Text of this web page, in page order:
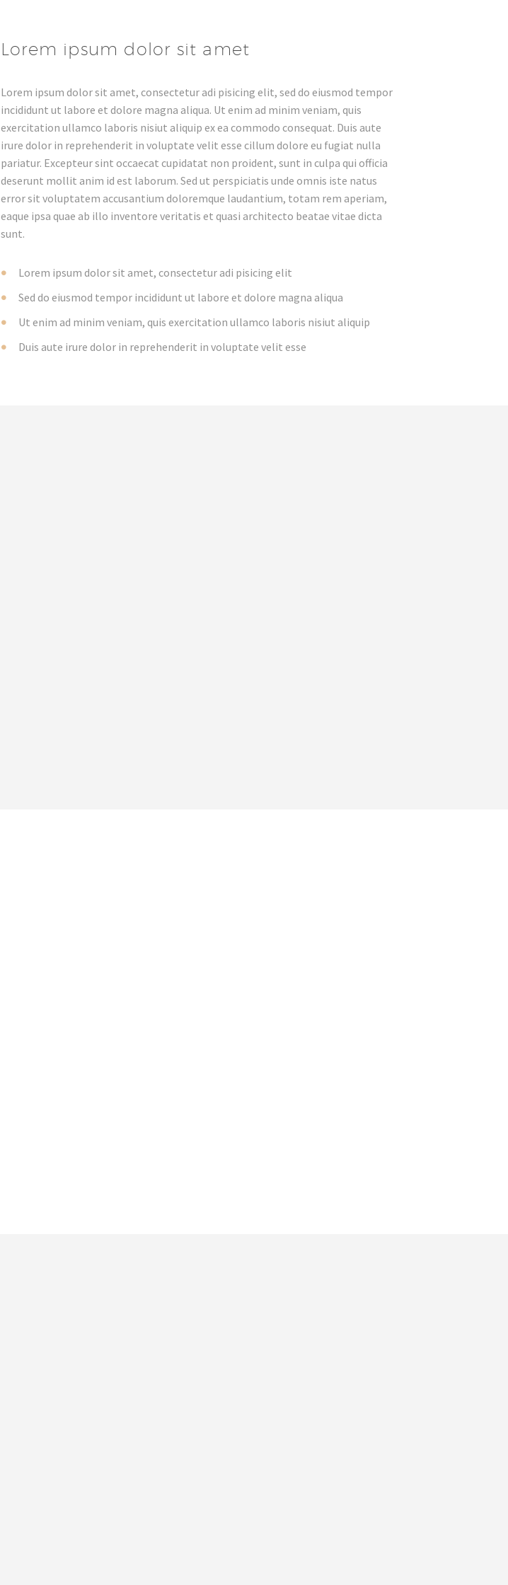
Lorem ipsum dolor sit amet
Lorem ipsum dolor sit amet, consectetur adi pisicing elit, sed do eiusmod tempor
incididunt ut labore et dolore magna aliqua. Ut enim ad minim veniam, quis
exercitation ullamco laboris nisiut aliquip ex ea commodo consequat. Duis aute
irure dolor in reprehenderit in voluptate velit esse cillum dolore eu fugiat nulla
pariatur. Excepteur sint occaecat cupidatat non proident, sunt in culpa qui officia
deserunt mollit anim id est laborum. Sed ut perspiciatis unde omnis iste natus
error sit voluptatem accusantium doloremque laudantium, totam rem aperiam,
eaque ipsa quae ab illo inventore veritatis et quasi architecto beatae vitae dicta
sunt.
Lorem ipsum dolor sit amet, consectetur adi pisicing elit
Sed do eiusmod tempor incididunt ut labore et dolore magna aliqua
Ut enim ad minim veniam, quis exercitation ullamco laboris nisiut aliquip
Duis aute irure dolor in reprehenderit in voluptate velit esse